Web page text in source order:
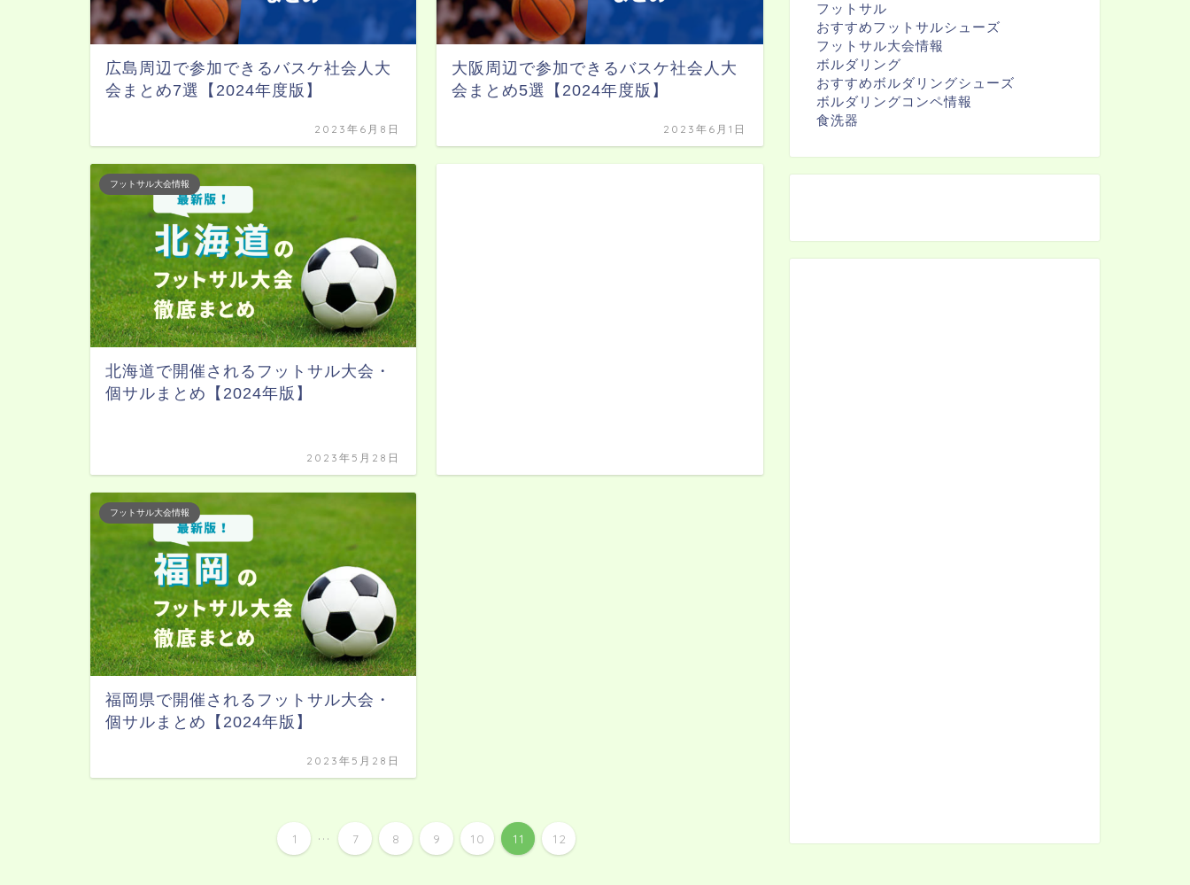
広島周辺で参加できるバスケ社会人大
会まとめ7選【2024年度版】
2023年6月8日
大阪周辺で参加できるバスケ社会人大
会まとめ5選【2024年度版】
2023年6月1日
フットサル大会情報
北海道で開催されるフットサル大会・
個サルまとめ【2024年版】
2023年5月28日
フットサル大会情報
福岡県で開催されるフットサル大会・
個サルまとめ【2024年版】
2023年5月28日
1 ... 7 8 9 10 11 12
フットサル
おすすめフットサルシューズ
フットサル大会情報
ボルダリング
おすすめボルダリングシューズ
ボルダリングコンペ情報
食洗器